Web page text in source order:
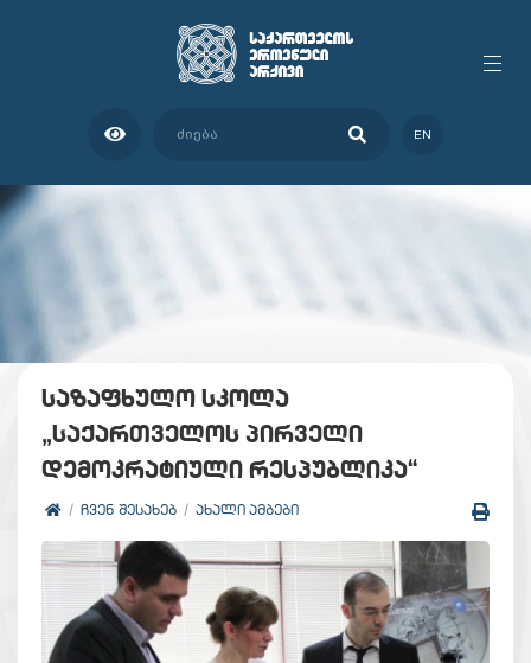
EN
საზაფხულო სკოლა
„საქართველოს პირველი
დემოკრატიული რესპუბლიკა“
ᲩᲕᲔᲜ ᲨᲔᲡᲐᲮᲔᲑ ᲐᲮᲐᲚᲘ ᲐᲛᲑᲔᲑᲘ